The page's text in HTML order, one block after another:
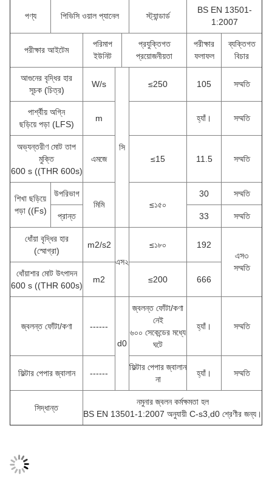
পণ্য পিভিসি ওয়াল প্যানেল স্ট্যান্ডার্ড
BS EN 13501-
1:2007
পরীক্ষার আইটেম
পরিমাপ
ইউনিট
প্রযুক্তিগত
প্রয়োজনীয়তা
পরীক্ষার
ফলাফল
ব্যক্তিগত
বিচার
আগুনের বৃদ্ধির হার
সূচক (চিত্র)
W/s
সি
≤250 105 সম্মতি
পার্শ্বীয় অগ্নি
ছড়িয়ে পড়া (LFS)
m হ্যাঁ। সম্মতি
অভ্যন্তরীণ মোট তাপ
মুক্তি
600 s ((THR 600s)
এমজে ≤15 11.5 সম্মতি
শিখা ছড়িয়ে
পড়া ((Fs)
উপরিভাগ
মিমি
≤১৫০
30 সম্মতি
প্রান্ত 33 সম্মতি
ধোঁয়া বৃদ্ধির হার
(স্মোগ্রা)
m2/s2
এস২
≤১৮০
192
এস৩
সম্মতি
ধোঁয়াশার মোট উৎপাদন
600 s ((THR 600s)
m2 ≤200 666
জ্বলন্ত ফোঁটা/কণা
------
d0
জ্বলন্ত ফোঁটা/কণা
নেই
৬০০ সেকেন্ডের মধ্যে
ঘটে
হ্যাঁ। সম্মতি
ফিল্টার পেপার জ্বালান ------
ফিল্টার পেপার জ্বালান
না
হ্যাঁ। সম্মতি
সিদ্ধান্ত
নমুনার জ্বলন কর্মক্ষমতা হল
BS EN 13501-1:2007 অনুযায়ী C-s3,d0 শ্রেণীর জন্য।